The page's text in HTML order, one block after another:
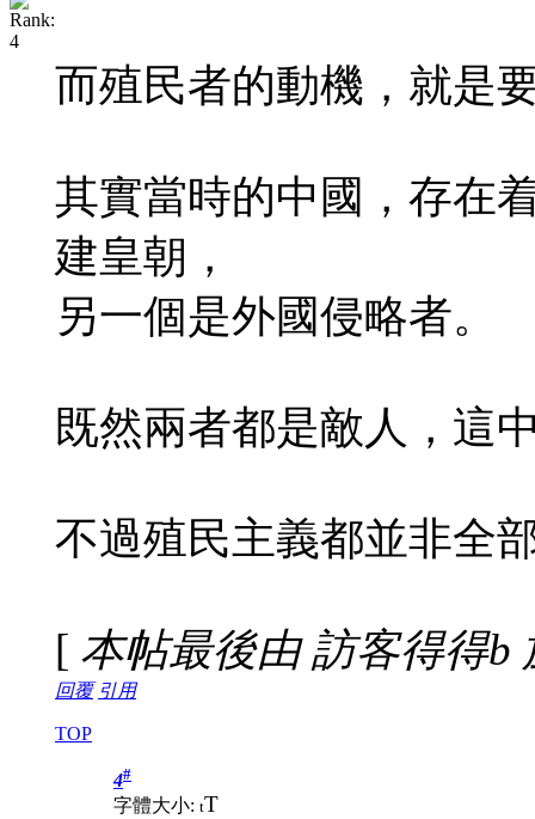
而殖民者的動機，就是
其實當時的中國，存在
建皇朝，
另一個是外國侵略者。
既然兩者都是敵人，這
不過殖民主義都並非全
[ 本帖最後由 訪客得得b
回覆 引用
TOP
4#
字體大小: tT